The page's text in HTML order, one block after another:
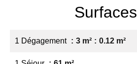
Surfaces
1 Dégagement 3 m² 0.12 m²